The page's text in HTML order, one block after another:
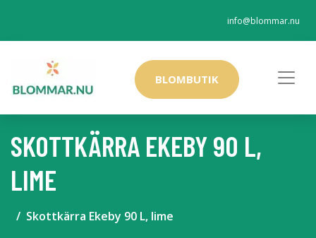
info@blommar.nu
BLOMBUTIK
SKOTTKÄRRA EKEBY 90 L,
LIME
Skottkärra Ekeby 90 L, lime